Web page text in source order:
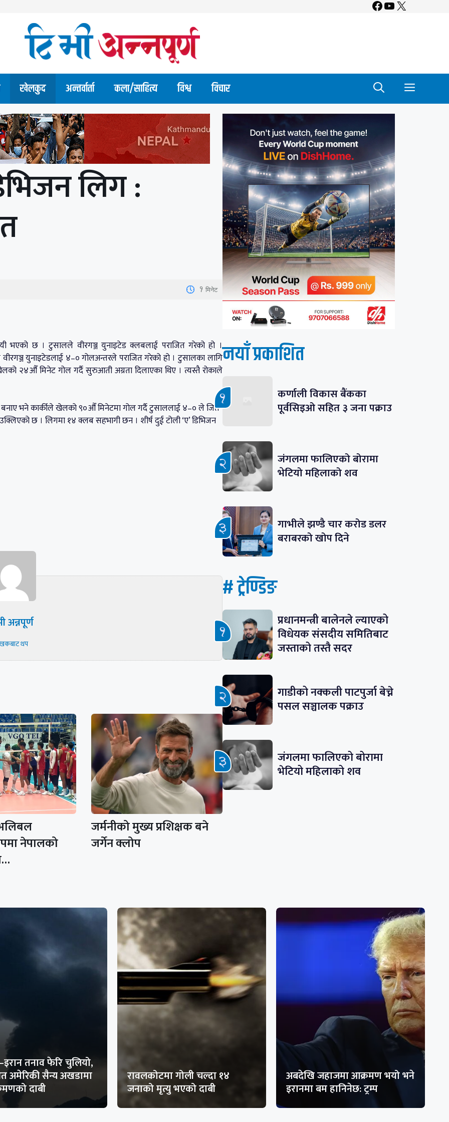
Facebook
YouTube
X
खेलकुद अन्तर्वार्ता कला/साहित्य विश्व विचार
लिग :
1 मिनेट
छ । टुसालले वीरगञ्ज युनाइटेड क्लबलाई पराजित गरेको हो ।
युनाइटेडलाई ४–० गोलअन्तरले पराजित गरेको हो । टुसालका लागि
२४औँ मिनेट गोल गर्दै सुरुआती अग्रता दिलाएका थिए । त्यस्तै रोकाले
भने कार्कीले खेलको ९०औँ मिनेटमा गोल गर्दै टुसाललाई ४–० ले जित
छ । लिगमा १४ क्लब सहभागी छन । शीर्ष दुई टोली ‘ए’ डिभिजन
अन्नपूर्ण
थप
नेपालको
जर्मनीको मुख्य प्रशिक्षक बने
जर्गेन क्लोप
नयाँ प्रकाशित
कर्णाली विकास बैंकका
पूर्वसिइओ सहित ३ जना पक्राउ
जंगलमा फालिएको बोरामा
भेटियो महिलाको शव
गाभीले झण्डै चार करोड डलर
बराबरको खोप दिने
# ट्रेण्डिङ
प्रधानमन्त्री बालेनले ल्याएको
विधेयक संसदीय समितिबाट
जस्ताको तस्तै सदर
गाडीको नक्कली पाटपुर्जा बेच्ने
पसल सञ्चालक पक्राउ
जंगलमा फालिएको बोरामा
भेटियो महिलाको शव
तनाव फेरि चुलियो,
अमेरिकी सैन्य अखडामा
दाबी
रावलकोटमा गोली चल्दा १४
जनाको मृत्यु भएको दाबी
अबदेखि जहाजमा आक्रमण भयो भने
इरानमा बम हानिनेछ: ट्रम्प